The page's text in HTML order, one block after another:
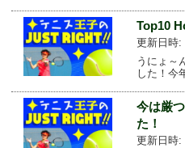
Top10
更新日時:
うにょ～
した！今
今は厳
た！
更新日時: